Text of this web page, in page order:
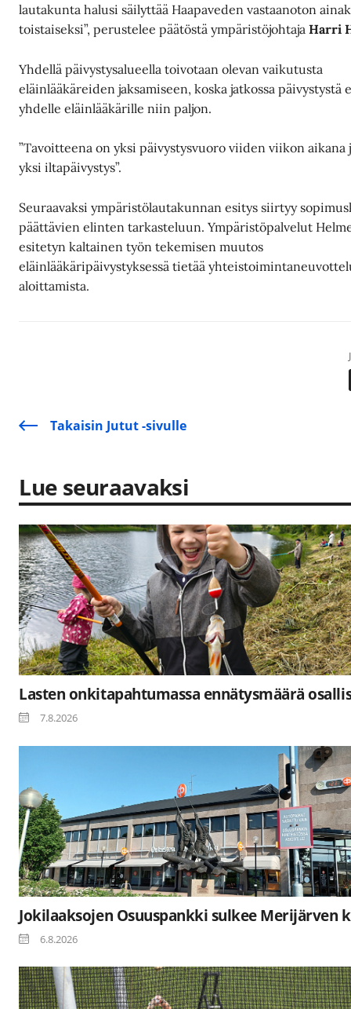
lautakunta halusi säilyttää Haapaveden vastaanoton
toistaiseksi”, perustelee päätöstä ympäristöjohtajaHarri
Yhdellä päivystysalueella toivotaan olevan vaikutusta
eläinlääkäreiden jaksamiseen, koska jatkossa päivystystä
yhdelle eläinlääkärille niin paljon.
”Tavoitteena on yksi päivystysvuoro viiden viikon aikana
yksi iltapäivystys”.
Seuraavaksi ympäristölautakunnan esitys siirtyy
päättävien elinten tarkasteluun. Ympäristöpalvelut
esitetyn kaltainen työn tekemisen muutos
eläinlääkäripäivystyksessä tietää
aloittamista.
Takaisin Jutut -sivulle
Lue seuraavaksi
Lasten onkitapahtumassa ennätysmäärä
7.8.2026
Jokilaaksojen Osuuspankki sulkee Merijärven
6.8.2026